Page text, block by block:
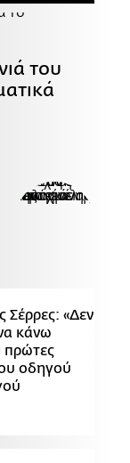
του
Σέρρες: «Δεν
κάνω
πρώτες
οδηγού